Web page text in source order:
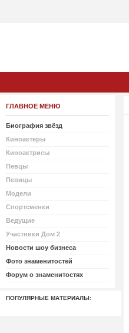
ГЛАВНОЕ МЕНЮ
Биография звёзд
Киноактеры
Киноактрисы
Певцы
Певицы
Модели
Спортсменки
Ведущие
Участники Дом 2
Новости шоу бизнеса
Фото знаменитостей
Форум о знаменитостях
ПОПУЛЯРНЫЕ МАТЕРИАЛЫ: